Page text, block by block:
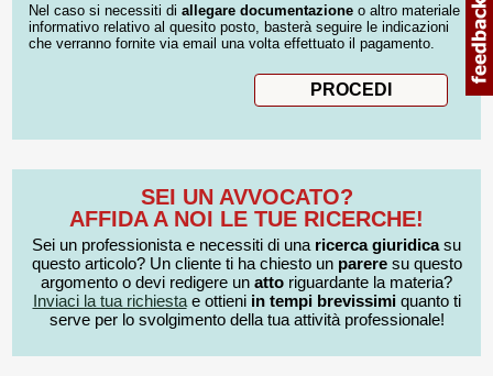
Nel caso si necessiti di allegare documentazione o altro materiale
informativo relativo al quesito posto, basterà seguire le indicazioni
che verranno fornite via email una volta effettuato il pagamento.
SEI UN AVVOCATO?
AFFIDA A NOI LE TUE RICERCHE!
Sei un professionista e necessiti di una ricerca giuridicasu
questo articolo? Un cliente ti ha chiesto un pareresu questo
argomento o devi redigere un atto riguardante la materia?
Inviaci la tua richiestae ottieni in tempi brevissimiquanto ti
serve per lo svolgimento della tua attività professionale!